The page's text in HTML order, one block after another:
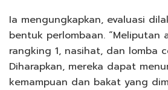
Ia mengungkapkan, evaluasi
bentuk perlombaan. “Meliputan
rangking 1, nasihat, dan lomba
Diharapkan, mereka dapat
kemampuan dan bakat yang